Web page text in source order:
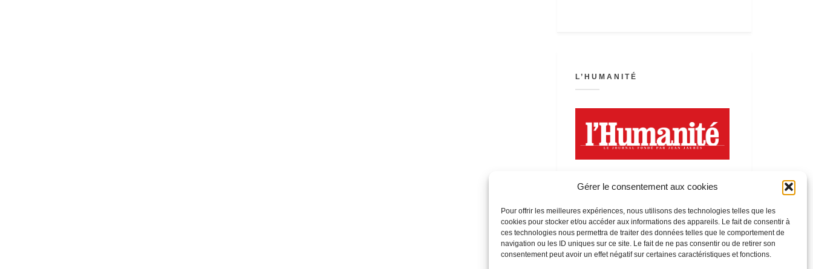
Gérer le consentement aux cookies
Pour offrir les meilleures expériences, nous utilisons des technologies telles que les
cookies pour stocker et/ou accéder aux informations des appareils. Le fait de consentir à
ces technologies nous permettra de traiter des données telles que le comportement de
navigation ou les ID uniques sur ce site. Le fait de ne pas consentir ou de retirer son
consentement peut avoir un effet négatif sur certaines caractéristiques et fonctions.
L’HUMANITÉ
LA FÊTE DE L’HUMANITÉ